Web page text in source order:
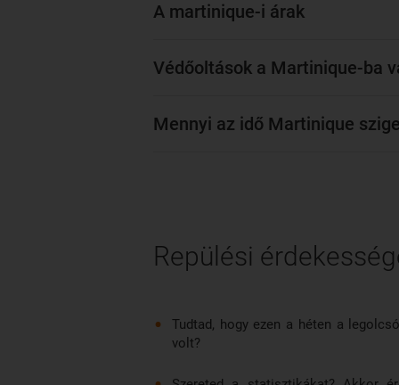
A martinique-i árak
Védőoltások a Martinique-ba
Mennyi az idő Martinique
Repülési
Tudtad, hogy ezen a héten a
volt?